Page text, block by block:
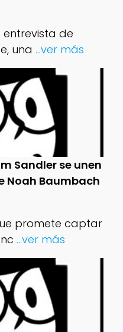
entrevista de
una ...ver más
Sandler se unen
Noah Baumbach
promete captar
...ver más